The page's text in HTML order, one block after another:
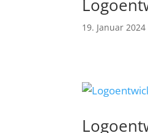
19. Januar 2024